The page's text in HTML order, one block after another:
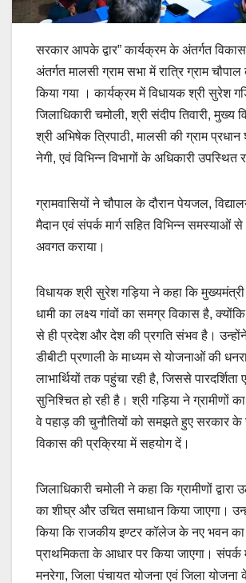
सरकार आपके द्वार” कार्यक्रम के अंतर्गत
अंतर्गत मालसी ग्राम सभा में रात्रि ग्राम
किया गया । कार्यक्रम में विधायक श्री सुरेश
जिलाधिकारी चमोली, श्री संदीप तिवारी, मुख्य
श्री अभिषेक त्रिपाठी, मालसी की ग्राम प्रधान
नेगी, एवं विभिन्न विभागों के अधिकारी उपस्थित
ग्रामवासियों ने चौपाल के दौरान पेयजल,
मैदान एवं संपर्क मार्ग सहित विभिन्न समस्याओं से
अवगत कराया।
विधायक श्री सुरेश गड़िया ने कहा कि
धामी का लक्ष्य गांवों का समग्र विकास है,
से ही प्रदेश और देश की प्रगति संभव है।
डीबीटी प्रणाली के माध्यम से योजनाओं की
लाभार्थियों तक पहुंचा रही है, जिससे पारदर्शिता
सुनिश्चित हो रही है। श्री गड़िया ने ग्रामीणों
वे पहाड़ की चुनौतियों को समझते हुए सरकार
विकास की प्रक्रिया में सहयोग दें।
जिलाधिकारी चमोली ने कहा कि ग्रामीणों
का शीघ्र और उचित समाधान किया जाएगा।
किया कि राजकीय इण्टर कॉलेज के नए भवन का
प्राथमिकता के आधार पर किया जाएगा। संपर्क
मनरेगा, जिला पंचायत योजना एवं जिला